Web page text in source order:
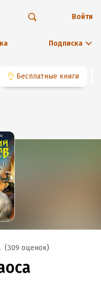
Подписка
Войти
👌 Бесплатные книги
(309 оценок)